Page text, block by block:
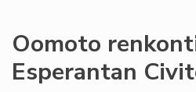
Oomoto
Esperantan